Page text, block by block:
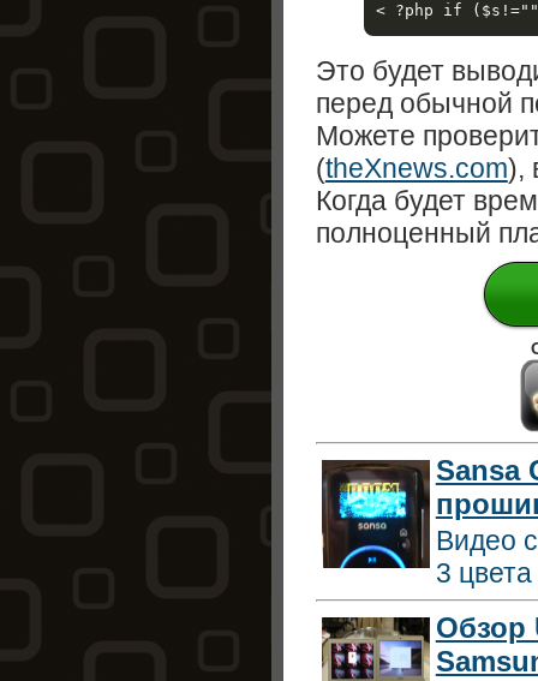
< ?php if
Это будет
перед обычной
Можете
(theXnews.com),
Когда будет
полноценный
Sansa
Видео
3
Обзор